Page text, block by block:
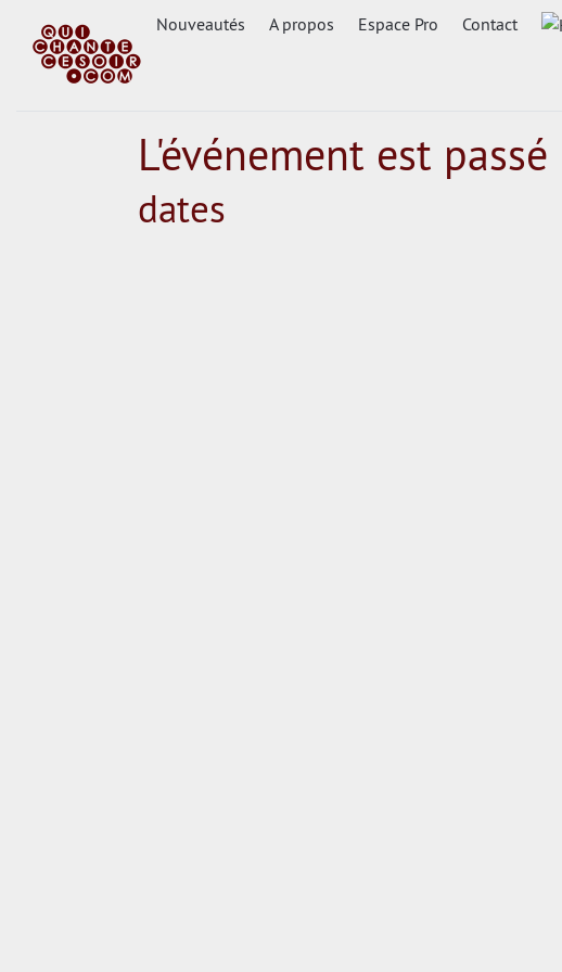
Nouveautés A propos Espace Pro Contact
L'événement est passé
dates